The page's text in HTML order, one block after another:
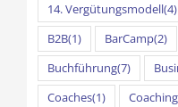
14. Vergütungsmodell(4)
B2B(1) BarCamp(2)
Buchführung(7)
Coaches(1) Coaching